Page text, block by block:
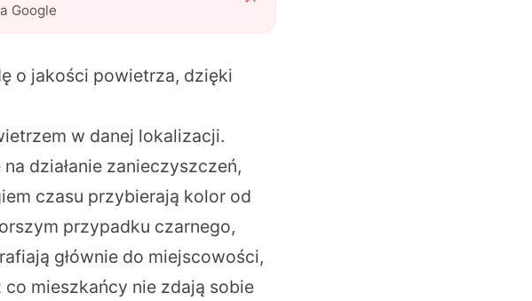
Google
o jakości powietrza, dzięki
w danej lokalizacji.
działanie zanieczyszczeń,
czasu przybierają kolor od
przypadku czarnego,
głównie do miejscowości,
mieszkańcy nie zdają sobie